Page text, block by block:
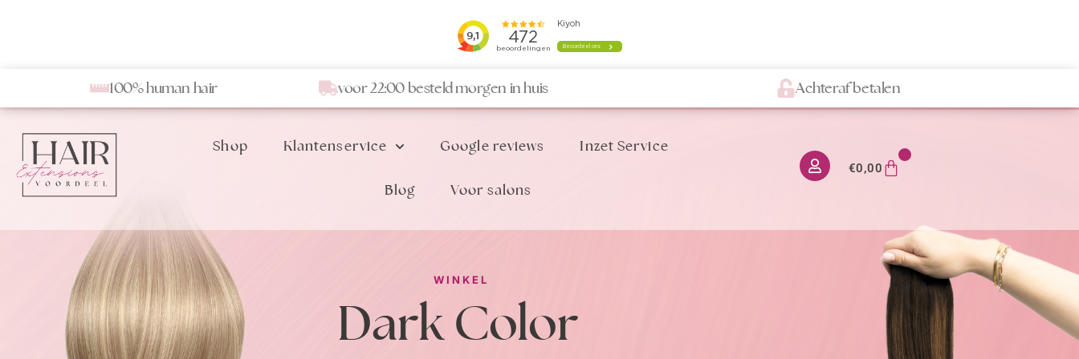
100% human hair voor 22:00 besteld morgen in huis Achteraf betalen
Shop Klantenservice Google reviews Inzet Service
Blog Voor salons
€0,00
WINKEL
Dark Color